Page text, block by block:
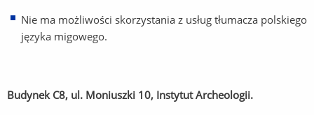
Nie ma możliwości skorzystania z usług tłumacza polskiego
języka migowego.
Budynek C8, ul. Moniuszki 10, Instytut Archeologii.